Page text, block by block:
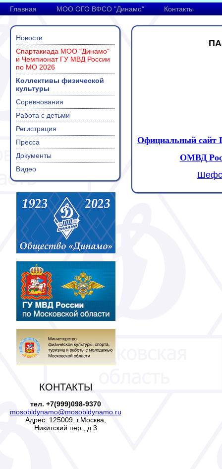
Главная МОО ОГО ВФСО "Динамо" Контакты
Новости
Спартакиада МОО "Динамо"
и Чемпионат ГУ МВД России
по МО 2026
Коллективы физической
культуры
Соревнования
Работа с детьми
Регистрация
Пресса
Документы
Видео
КОНТАКТЫ
тел. +7(999)098-9370
mosobldynamo@mosobldynamo.ru
Адрес: 125009, г.Москва,
Никитский пер., д.3
Официальный сайт
ОМВД